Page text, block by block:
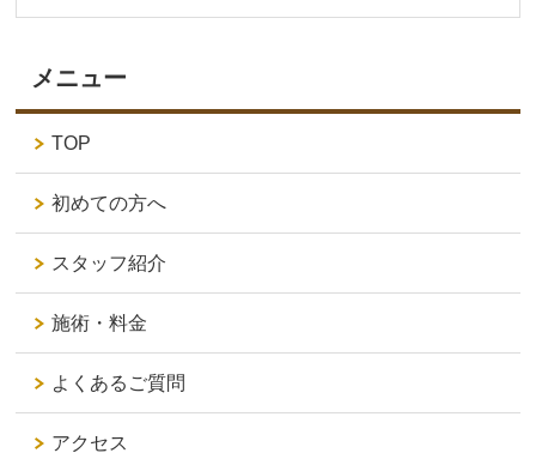
メニュー
TOP
初めての方へ
スタッフ紹介
施術・料金
よくあるご質問
アクセス